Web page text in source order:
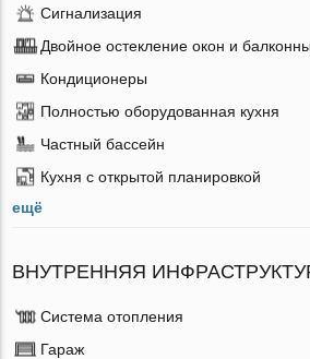
Сигнализация
Двойное остекление окон и
Кондиционеры
Полностью оборудованная кухня
Частный бассейн
Кухня с открытой планировкой
ещё
ВНУТРЕННЯЯ
Система отопления
Гараж